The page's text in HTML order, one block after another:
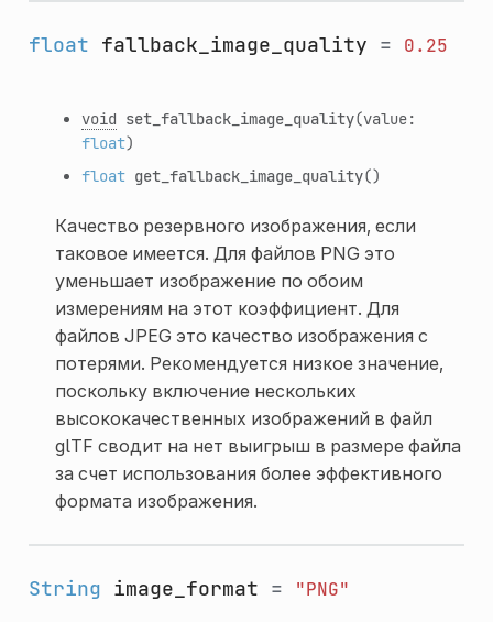
float fallback_image_quality = 0.25
void set_fallback_image_quality(value:
float)
float get_fallback_image_quality()
Качество резервного изображения, если
таковое имеется. Для файлов PNG это
уменьшает изображение по обоим
измерениям на этот коэффициент. Для
файлов JPEG это качество изображения с
потерями. Рекомендуется низкое значение,
поскольку включение нескольких
высококачественных изображений в файл
glTF сводит на нет выигрыш в размере файла
за счет использования более эффективного
формата изображения.
String image_format = "PNG"